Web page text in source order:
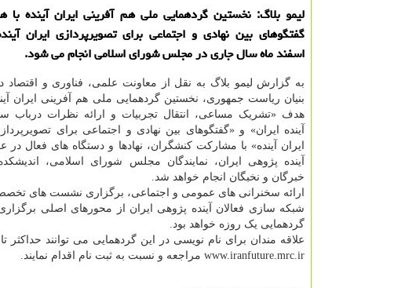
لیمو بلاگ: نخستین گردهمایی ملی هم آفرینی ایران آینده
اسفند ماه سال جاری در مجلس شورای اسلامی انجام می شود.
به گزارش لیمو بلاگ به نقل از معاونت علمی، فناوری و اقتصاد
بنیان ریاست جمهوری، نخستین گردهمایی ملی هم آفرینی ایران
هدف «تشریک مساعی، انتقال تجربیات و ارائه نظرات درباب
آینده ایران» و «گفتگوهای بین نهادی و اجتماعی برای
ایران آینده» با مشارکت کنشگران، نهادها و دستگاه های فعال در
آینده پژوهی ایران، نمایندگان مجلس شورای اسلامی،
خبرگان و نخبگان انجام خواهد شد.
ارائه سخنرانی های عمومی و اجتماعی، برگزاری نشست های
شبکه سازی فعالان آینده پژوهی ایران از محورهای اصلی
گردهمایی یک روزه خواهد بود.
www.iranfuture.mrc.ir مراجعه و نسبت به ثبت نام اقدام نمایند.